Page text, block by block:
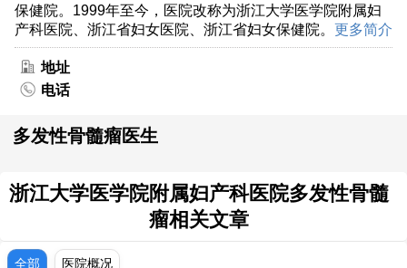
保健院。1999年至今，医院改称为浙江大学医学院附属妇
产科医院、浙江省妇女医院、浙江省妇女保健院。 更多简介
地址
电话
多发性骨髓瘤医生
浙江大学医学院附属妇产科医院多发性骨髓
瘤相关文章
全部 医院概况